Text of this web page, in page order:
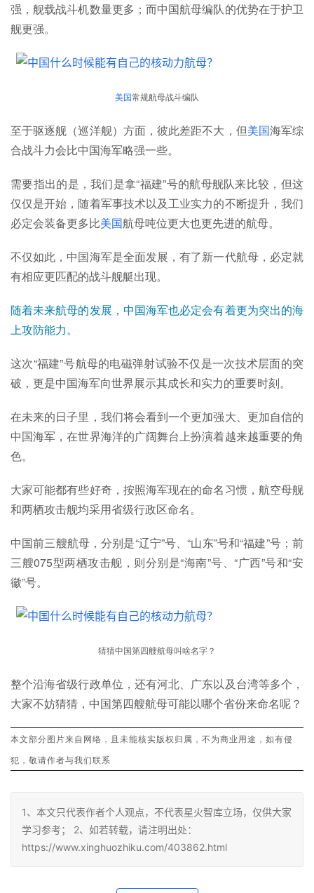
强，舰载战斗机数量更多；而中国航母编队的优势在于护卫
舰更强。
美国常规航母战斗编队
至于驱逐舰（巡洋舰）方面，彼此差距不大，但美国海军综
合战斗力会比中国海军略强一些。
需要指出的是，我们是拿“福建”号的航母舰队来比较，但这
仅仅是开始，随着军事技术以及工业实力的不断提升，我们
必定会装备更多比美国航母吨位更大也更先进的航母。
不仅如此，中国海军是全面发展，有了新一代航母，必定就
有相应更匹配的战斗舰艇出现。
随着未来航母的发展，中国海军也必定会有着更为突出的海
上攻防能力。
这次“福建”号航母的电磁弹射试验不仅是一次技术层面的突
破，更是中国海军向世界展示其成长和实力的重要时刻。
在未来的日子里，我们将会看到一个更加强大、更加自信的
中国海军，在世界海洋的广阔舞台上扮演着越来越重要的角
色。
大家可能都有些好奇，按照海军现在的命名习惯，航空母舰
和两栖攻击舰均采用省级行政区命名。
中国前三艘航母，分别是“辽宁”号、“山东”号和“福建”号；前
三艘075型两栖攻击舰，则分别是“海南”号、“广西”号和“安
徽”号。
猜猜中国第四艘航母叫啥名字？
整个沿海省级行政单位，还有河北、广东以及台湾等多个，
大家不妨猜猜，中国第四艘航母可能以哪个省份来命名呢？
本文部分图片来自网络，且未能核实版权归属，不为商业用途，如有侵
犯， 敬请作者与我们联系
1、本文只代表作者个人观点，不代表星火智库立场，仅供大家
学习参考； 2、如若转载，请注明出处：
https://www.xinghuozhiku.com/403862.html